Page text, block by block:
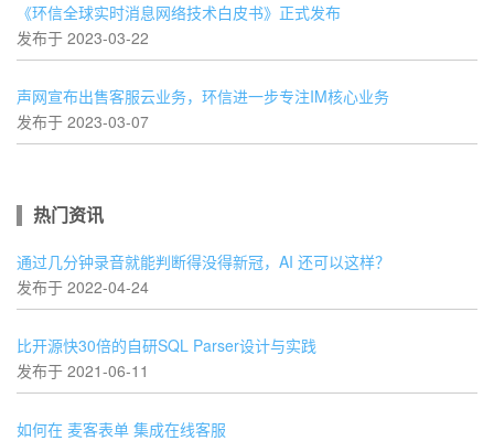
《环信全球实时消息网络技术白皮书》正式发布
发布于 2023-03-22
声网宣布出售客服云业务，环信进一步专注IM核心业务
发布于 2023-03-07
热门资讯
通过几分钟录音就能判断得没得新冠，AI 还可以这样？
发布于 2022-04-24
比开源快30倍的自研SQL Parser设计与实践
发布于 2021-06-11
如何在 麦客表单 集成在线客服